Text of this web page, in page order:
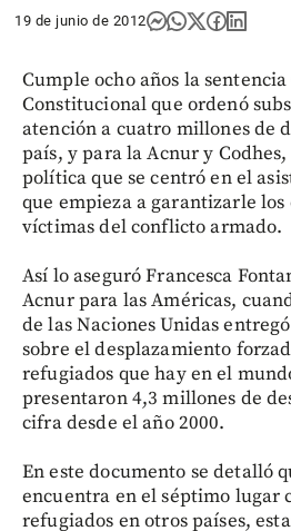
19 de junio de 2012
Cumple ocho años la
Constitucional que ordenó
atención a cuatro millones de
país, y para la Acnur y
política que se centró en el
que empieza a garantizarle los
víctimas del conflicto armado.
Así lo aseguró Francesca
Acnur para las Américas,
de las Naciones Unidas
sobre el desplazamiento
refugiados que hay en el
presentaron 4,3 millones de
cifra desde el año 2000.
En este documento se detalló
encuentra en el séptimo lugar
refugiados en otros países,